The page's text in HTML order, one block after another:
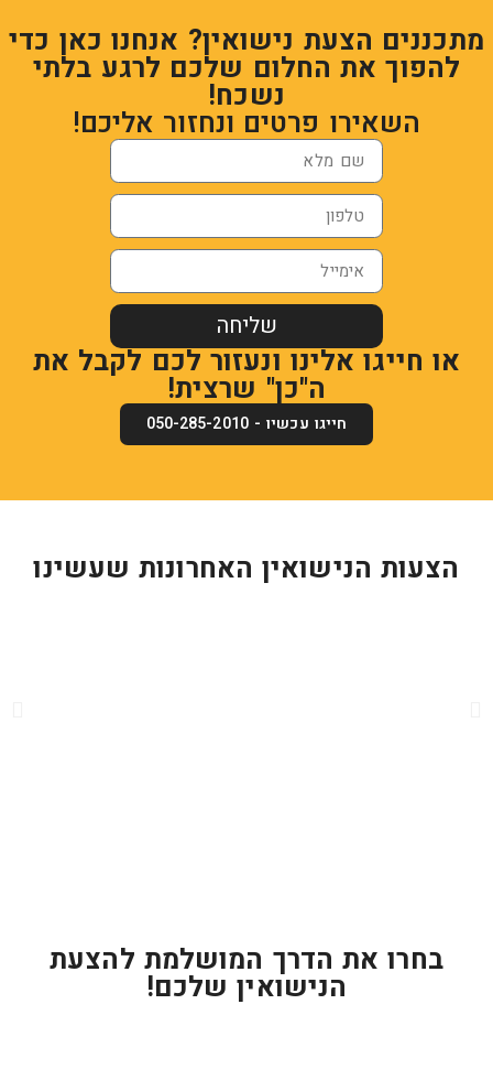
מתכננים הצעת נישואין? אנחנו כאן כדי
להפוך את החלום שלכם לרגע בלתי
נשכח!
השאירו פרטים ונחזור אליכם!
שליחה
או חייגו אלינו ונעזור לכם לקבל את
ה"כן" שרצית!
חייגו עכשיו - 050-285-2010
הצעות הנישואין האחרונות שעשינו
בחרו את הדרך המושלמת להצעת
הנישואין שלכם!